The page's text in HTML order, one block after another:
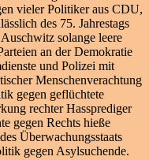
vieler Politiker aus CDU,
des 75. Jahrestags
solange leere
an der Demokratie
und Polizei mit
Menschenverachtung
gegen geflüchtete
rechter Hassprediger
gegen Rechts hieße
Überwachungsstaats
gegen Asylsuchende.